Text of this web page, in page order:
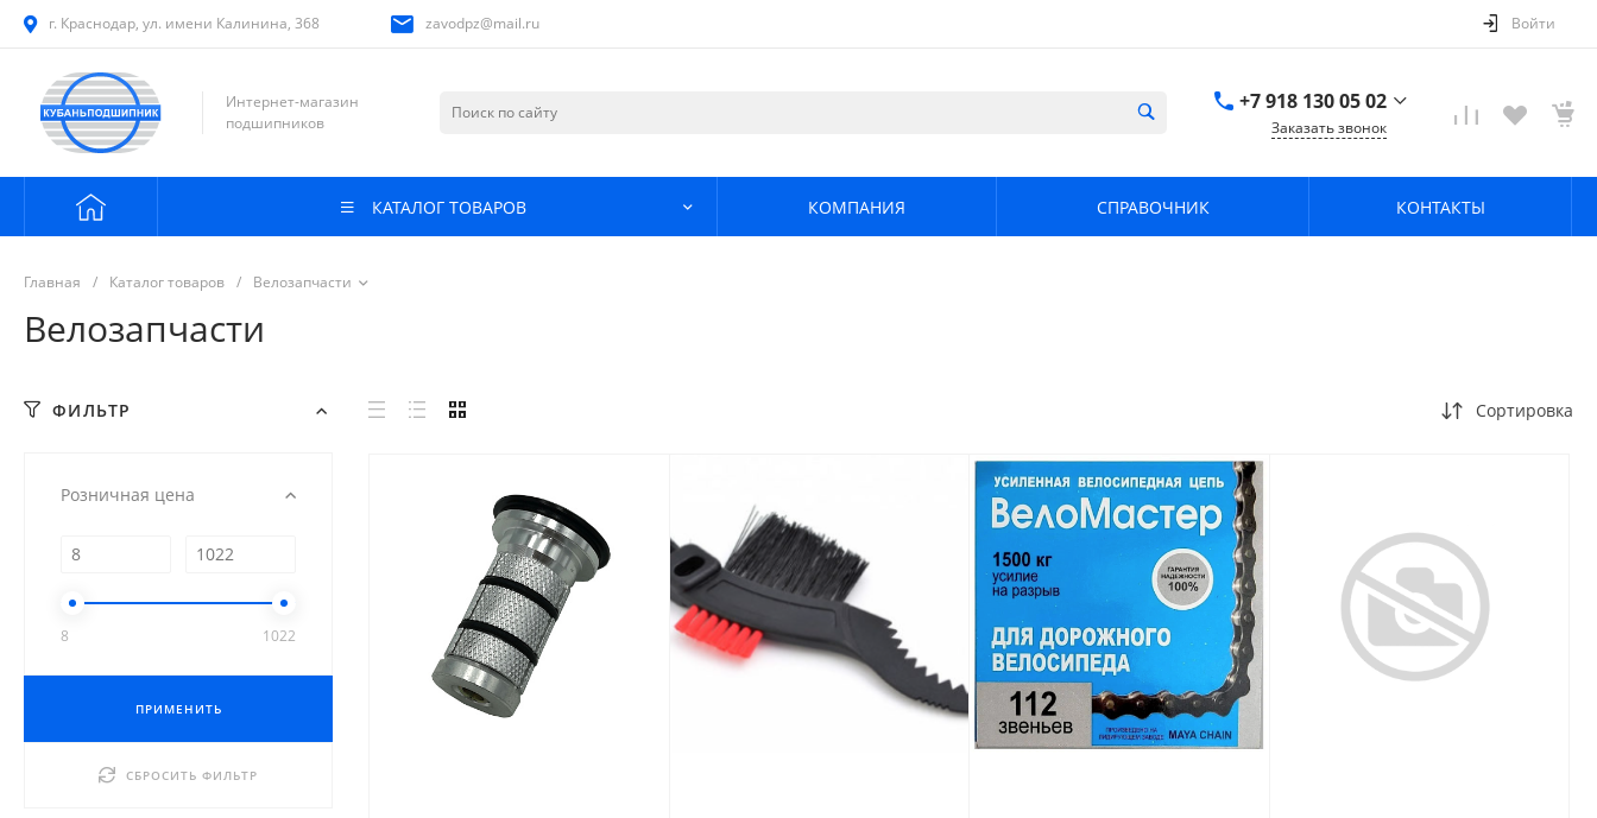
г. Краснодар, ул. имени Калинина, 368 zavodpz@mail.ru Войти
Интернет-магазин
подшипников
+7 918 130 05 02
Заказать звонок
КАТАЛОГ ТОВАРОВ КОМПАНИЯ СПРАВОЧНИК КОНТАКТЫ
Главная / Каталог товаров / Велозапчасти
Велозапчасти
ФИЛЬТР
Розничная цена
8 1022
ПРИМЕНИТЬ
СБРОСИТЬ ФИЛЬТР
Сортировка